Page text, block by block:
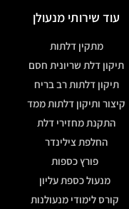
עוד שירותי מנעולן
מתקין דלתות
תיקון דלת שריונית חסם
תיקון דלתות רב בריח
קיצור ותיקון דלתות ממד
התקנת מחזירי דלת
החלפת צילינדר
פורץ כספות
מנעול כספת עליון
קורס לימודי מנעולנות